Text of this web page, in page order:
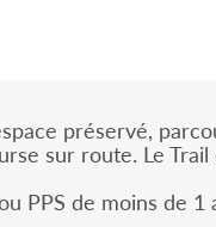
préservé,
sur route. Le
PPS de moins de